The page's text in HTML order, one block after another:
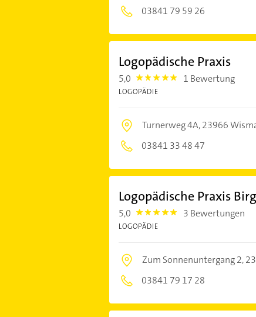
03841 79 59 26
Logopädische Praxis
5,0 5.0 1 Bewertung
LOGOPÄDIE
Turnerweg 4A,23966
03841 33 48 47
Logopädische Praxis
5,0 5.0 3 Bewertungen
LOGOPÄDIE
Zum Sonnenuntergang 2,
03841 79 17 28